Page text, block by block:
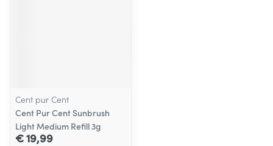
Cent pur Cent
Cent Pur Cent Sunbrush
Light Medium Refill 3g
€ 19,99